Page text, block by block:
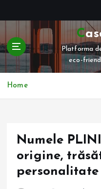
t
c
Platforma
eco-
Home
Numele
origine,
personalitate